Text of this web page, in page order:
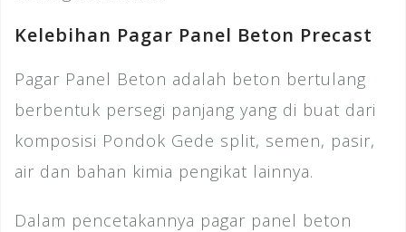
Kelebihan Pagar Panel Beton Precast
Pagar Panel Beton adalah beton bertulang
berbentuk persegi panjang yang di buat dari
komposisi Pondok Gede split, semen, pasir,
air dan bahan kimia pengikat lainnya.
Dalam pencetakannya pagar panel beton